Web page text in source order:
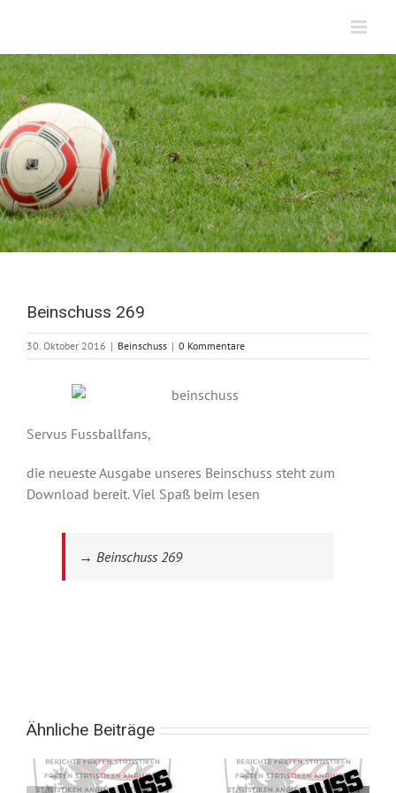
springen
Beinschuss 269
30. Oktober 2016 | Beinschuss | 0 Kommentare
Servus Fussballfans,
die neueste Ausgabe unseres Beinschuss steht zum
Download bereit. Viel Spaß beim lesen
→ Beinschuss 269
Ähnliche Beiträge